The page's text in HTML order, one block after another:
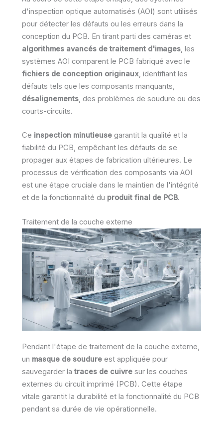
d'inspection optique automatisés (AOI) sont utilisés
pour détecter les défauts ou les erreurs dans la
conception du PCB. En tirant parti des caméras et
algorithmes avancés de traitement d'images, les
systèmes AOI comparent le PCB fabriqué avec le
fichiers de conception originaux, identifiant les
défauts tels que les composants manquants,
désalignements, des problèmes de soudure ou des
courts-circuits.
Ce inspection minutieuse garantit la qualité et la
fiabilité du PCB, empêchant les défauts de se
propager aux étapes de fabrication ultérieures. Le
processus de vérification des composants via AOI
est une étape cruciale dans le maintien de l'intégrité
et de la fonctionnalité du produit final de PCB.
Traitement de la couche externe
Pendant l'étape de traitement de la couche externe,
un masque de soudure est appliquée pour
sauvegarder la traces de cuivre sur les couches
externes du circuit imprimé (PCB). Cette étape
vitale garantit la durabilité et la fonctionnalité du PCB
pendant sa durée de vie opérationnelle.